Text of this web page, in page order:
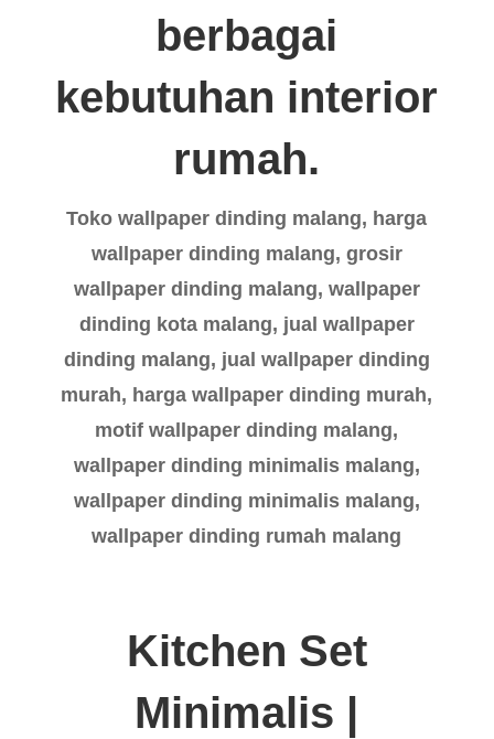
berbagai
kebutuhan interior
rumah.
Toko wallpaper dinding malang, harga
wallpaper dinding malang, grosir
wallpaper dinding malang, wallpaper
dinding kota malang, jual wallpaper
dinding malang, jual wallpaper dinding
murah, harga wallpaper dinding murah,
motif wallpaper dinding malang,
wallpaper dinding minimalis malang,
wallpaper dinding minimalis malang,
wallpaper dinding rumah malang
Kitchen Set
Minimalis |